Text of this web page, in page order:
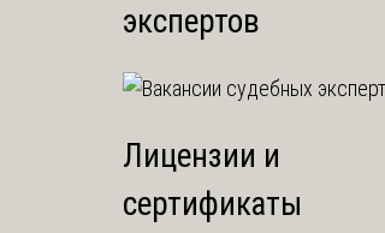
экспертов
Лицензии и
сертификаты